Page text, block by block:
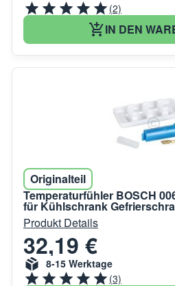
(2)
IN DEN
Originalteil
Temperaturfühler BOSCH
für Kühlschrank
Produkt Details
32,19 €
8-15 Werktage
(3)